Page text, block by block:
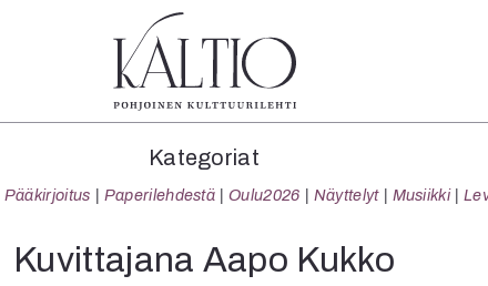
Lehdet
4/2026
1/2026
6/2025
Tilaus ja
Toimitus
Kategoriat
Pääkirjoitus Paperilehdestä Oulu2026 Näyttelyt Musiikki
Kuvittajana Aapo Kukko